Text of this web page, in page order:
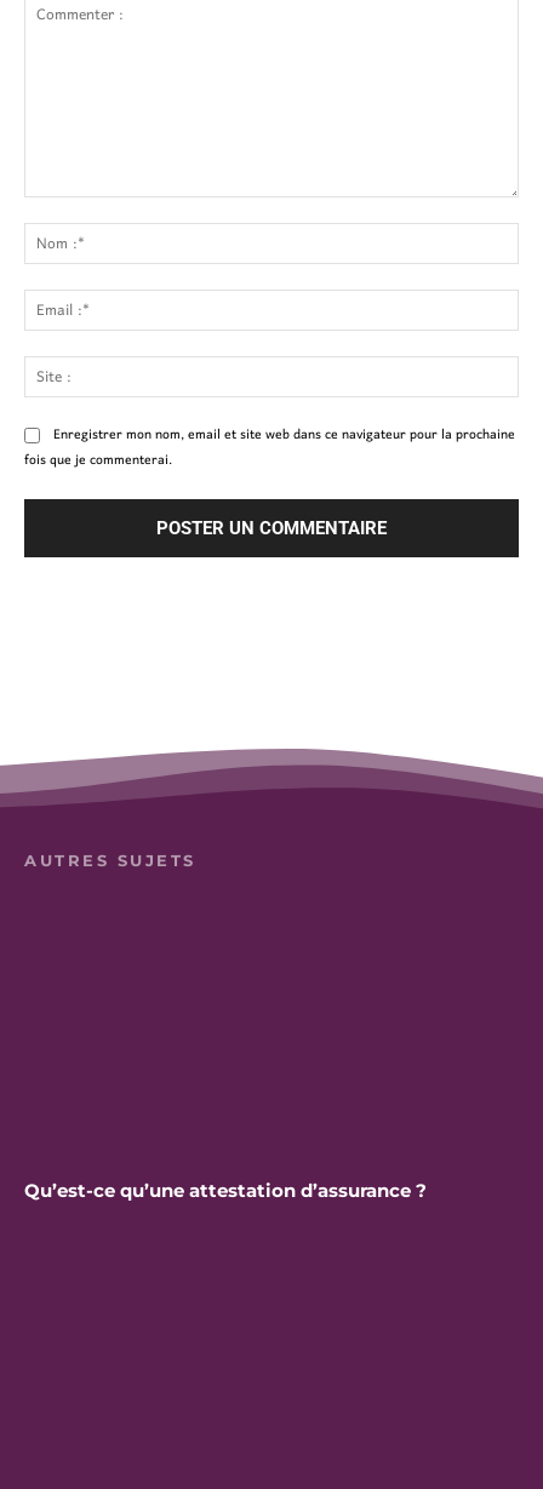
:
:*
:*
:
Enregistrer mon nom, email et site web dans ce navigateur pour la prochaine
fois que je commenterai.
AUTRES SUJETS
Qu’est-ce qu’une attestation d’assurance ?